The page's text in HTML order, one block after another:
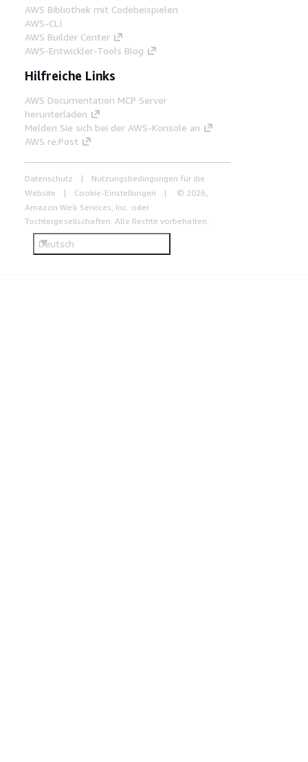
AWS Bibliothek mit Codebeispielen
AWS-CLI
AWS Builder Center
AWS-Entwickler-Tools Blog
Hilfreiche Links
AWS Documentation MCP Server
herunterladen
Melden Sie sich bei der AWS-Konsole an
AWS re:Post
Datenschutz
Nutzungsbedingungen für die
Website
Cookie-Einstellungen
© 2026,
Amazon Web Services, Inc. oder
Tochtergesellschaften. Alle Rechte vorbehalten.
Deutsch